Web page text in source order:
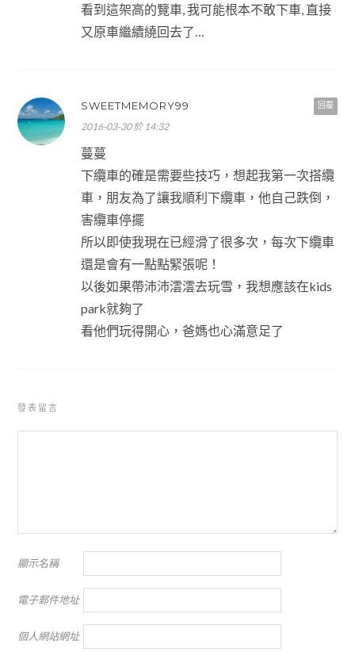
看到這架高的覽車, 我可能根本不敢下車, 直接
又原車繼續繞回去了…
回覆
SWEETMEMORY99
2016-03-30 於 14:32
蔓蔓
下纜車的確是需要些技巧，想起我第一次搭纜
車，朋友為了讓我順利下纜車，他自己跌倒，
害纜車停擺
所以即使我現在已經滑了很多次，每次下纜車
還是會有一點點緊張呢！
以後如果帶沛沛澐澐去玩雪，我想應該在kids
park就夠了
看他們玩得開心，爸媽也心滿意足了
發表留言
顯示名稱
電子郵件地址
個人網站網址